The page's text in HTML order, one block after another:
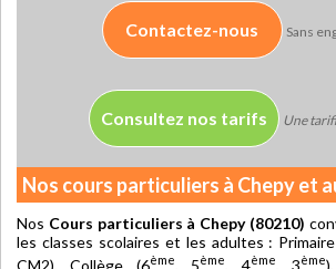
Contactez-nous Sans
Consultez nos tarifs Une
Nos cours particuliers à Chepy et
Nos Cours particuliers à Chepy (80210)
les classes scolaires et les adultes : Primaire
CM2), Collège (6ème, 5ème, 4ème, 3ème